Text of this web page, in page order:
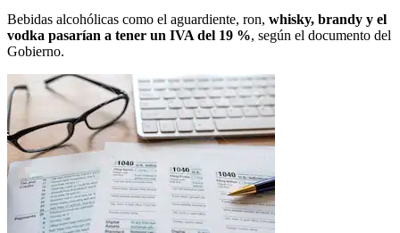
Bebidas alcohólicas como el aguardiente, ron, whisky, brandy y el
vodka pasarían a tener un IVA del 19 %, según el documento del
Gobierno.